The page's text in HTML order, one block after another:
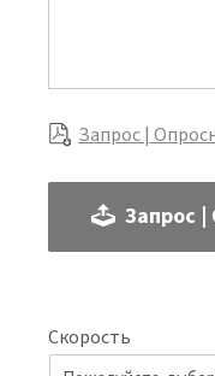
Запрос |
Запрос
Скорость